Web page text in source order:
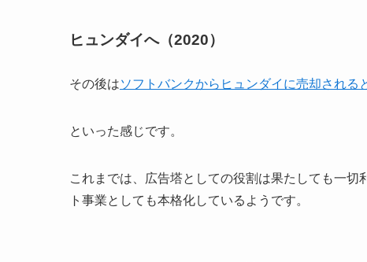
ヒュンダイへ（2020）
その後はソフトバンクからヒュンダイに売却される
といった感じです。
これまでは、広告塔としての役割は果たしても一
ト事業としても本格化しているようです。